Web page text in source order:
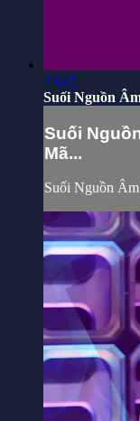
23:47
Suối Nguồn
Suối
Mã...
Suối Nguồn